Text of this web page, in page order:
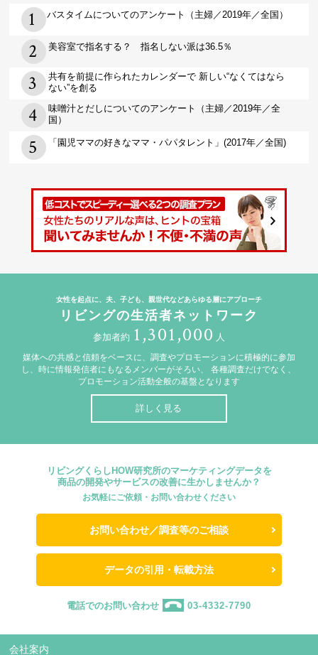
バスタイムについてのアンケート（主婦／2019年／全国）
美容室で指名する？ 指名しない派は36.5％
共有を前提に作られたカレンダーで 新しい“なくてはなら
ない”を創る
味噌汁とだしについてのアンケート（主婦／2019年／全
国）
「園児ママの好きなママ・パパタレント」(2017年／全国)
女性を起点に、夫、子ども、親世代などあらゆる層にアプローチ
リビングの生活者ネットワーク
参加者約 1,301,000 人
媒体への共感と信頼をベースに、調査やプロモーションに積極的に参加
し、時に情報発信者にもなるメンバーがそろい、
各種調査だけでなく、
プロモーション活動全般の基盤となります
詳しく見る
リビングくらしHOW研究所のマーケティングデータを
商品の開発やサービスの改善に生かしませんか？
お気軽にご依頼・お問い合わせください
お問い合わせ／調査等のご相談
データの引用・転載方法
電話でのお問い合わせ 03-4332-7790
会社案内